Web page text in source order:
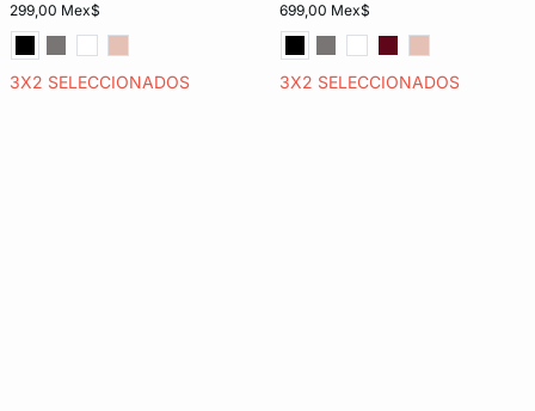
299,00 Mex$
3X2 SELECCIONADOS
699,00 Mex$
3X2 SELECCIONADOS